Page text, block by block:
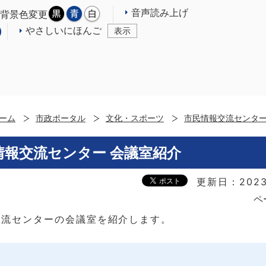
背景色変更
音声読み上げ
やさしいにほんご
表示
ム 市政ポータル 文化・スポーツ 市民情報交流センタ
報交流センター 会議室紹介
更新日：
ペ
センターの会議室を紹介します。